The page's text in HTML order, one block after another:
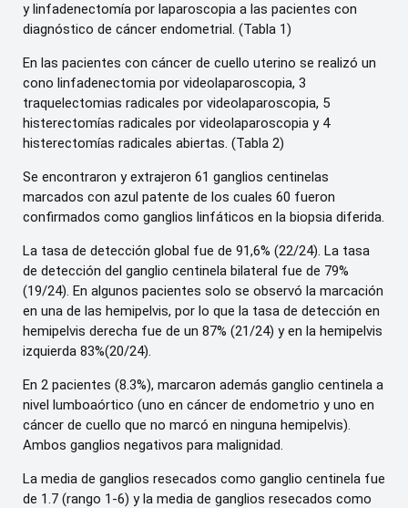
y linfadenectomía por laparoscopia a las pacientes con
diagnóstico de cáncer endometrial. (Tabla 1)
En las pacientes con cáncer de cuello uterino se realizó un
cono linfadenectomia por videolaparoscopia, 3
traquelectomias radicales por videolaparoscopia, 5
histerectomías radicales por videolaparoscopia y 4
histerectomías radicales abiertas. (Tabla 2)
Se encontraron y extrajeron 61 ganglios centinelas
marcados con azul patente de los cuales 60 fueron
confirmados como ganglios linfáticos en la biopsia diferida.
La tasa de detección global fue de 91,6% (22/24). La tasa
de detección del ganglio centinela bilateral fue de 79%
(19/24). En algunos pacientes solo se observó la marcación
en una de las hemipelvis, por lo que la tasa de detección en
hemipelvis derecha fue de un 87% (21/24) y en la hemipelvis
izquierda 83%(20/24).
En 2 pacientes (8.3%), marcaron además ganglio centinela a
nivel lumboaórtico (uno en cáncer de endometrio y uno en
cáncer de cuello que no marcó en ninguna hemipelvis).
Ambos ganglios negativos para malignidad.
La media de ganglios resecados como ganglio centinela fue
de 1.7 (rango 1-6) y la media de ganglios resecados como